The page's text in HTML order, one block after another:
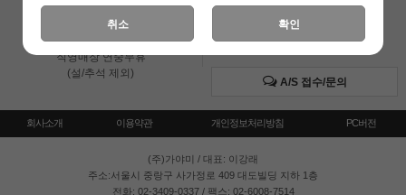
온라인 : 02-3409-0337
직영매장 : 02-3409-0339
직영매장 연중무휴
(설/추석 제외)
국민은행 051001-04-100255
A/S 접수/문의
회사소개 이용약관 개인정보처리방침 PC버전
(주)가야미 / 대표: 이강래
주소:서울시 중랑구 사가정로 409 대도빌딩 지하 1층
전화: 02-3409-0337 / 팩스: 02-6008-7514
취소 확인